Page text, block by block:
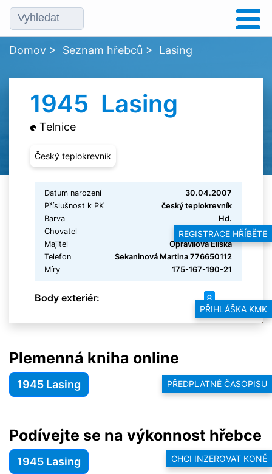
REGISTRACE HŘÍBĚTE
PŘIHLÁŠKA KMK
PŘEDPLATNÉ ČASOPISU
CHCI INZEROVAT KONĚ
Domov > Seznam hřebců > Lasing
1945 Lasing
Telnice
Český teplokrevník
Datum narození
30.04.2007
Příslušnost k PK
český teplokrevník
Barva
Hd.
Chovatel
Růžička Karel
Majitel
Opravilová Eliška
Telefon
Sekaninová Martina 776650112
Míry
175-167-190-21
Body exteriér: 8
Plemenná kniha online
1945 Lasing
Podívejte se na výkonnost hřebce
1945 Lasing